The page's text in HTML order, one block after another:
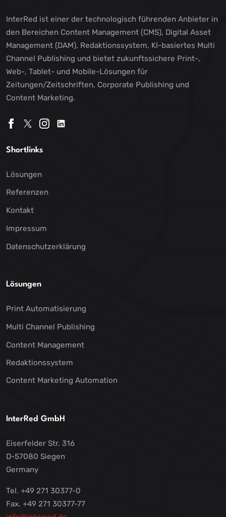
InterRed ist einer der technologisch führenden Anbieter in
den Bereichen Content Management (CMS), Digital Asset
Management (DAM), Redaktionssystem, KI-basiertes Multi
Channel Publishing und bietet zukunftssichere Print-,
Web-, Tablet- und Mobile-Lösungen für
Zeitungen/Zeitschriften, Corporate Publishing und
Content Marketing.
Shortlinks
Lösungen
Referenzen
Kontakt
Impressum
Datenschutzerklärung
Lösungen
Print Automatisierung
Multi Channel Publishing
Content Management
Redaktionssystem
Content Marketing Automation
InterRed GmbH
Eiserfelder Str. 316
D-57080 Siegen
Germany
Tel. +49 271 30377-0
Fax. +49 271 30377-77